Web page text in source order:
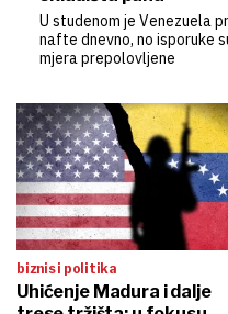
U studenom je Venezuela
nafte dnevno, no isporuke
mjera prepolovljene
biznis i politika
Uhićenje Madura i dalje